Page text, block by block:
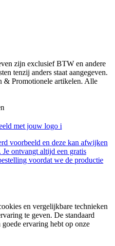
zijn exclusief BTW en andere
tenzij anders staat aangegeven.
& Promotionele artikelen. Alle
met jouw logo i
voorbeeld en deze kan afwijken
ontvangt altijd een gratis
voordat we de productie
en vergelijkbare technieken
te geven. De standaard
ervaring hebt op onze